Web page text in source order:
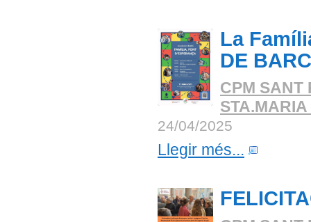
La
DE
CPM SANT
24/04/2025
Llegir més...